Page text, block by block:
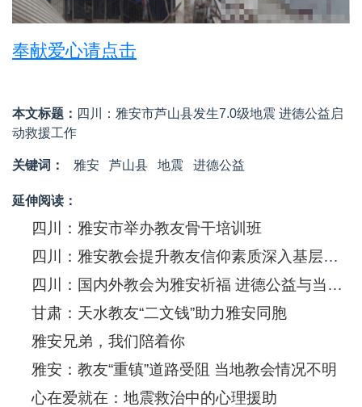
奉献爱心请点击
本文标题： 四川：雅安市芦山县发生7.0级地震 进德公益启
动救援工作
关键词： 雅安 芦山县 地震 进德公益
延伸阅读：
四川：雅安市举办教友骨干培训班
四川：雅安教会提升教友信仰素质深入基层举办培训
四川：国内外教会为雅安祈福 进德公益与当地教会携手展开救援
甘肃：天水教友“二文钱”助力雅安同胞
雅安兄弟，我们陪着你
雅安：教友“重镇”道路受阻 当地教会情况不明
心在爱就在：地震救治中的心理援助